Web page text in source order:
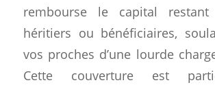
rembourse le capital
héritiers ou bénéficiaires,
vos proches d’une lourde
Cette couverture est